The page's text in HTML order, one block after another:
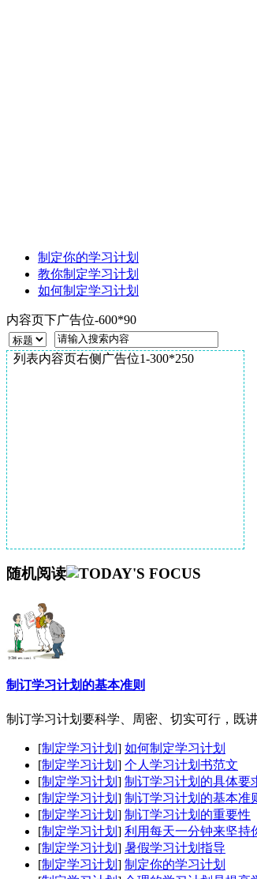
制定你的学习计划
教你制定学习计划
如何制定学习计划
内容页下广告位-600*90
列表内容页右侧广告位1-300*250
随机阅读
制订学习计划的基本准则
制订学习计划要科学、周密、切实可行，既
[制定学习计划 ] 如何制定学习计划
[制定学习计划 ] 个人学习计划书范文
[制定学习计划 ] 制订学习计划的具体要
[制定学习计划 ] 制订学习计划的基本准
[制定学习计划 ] 制订学习计划的重要性
[制定学习计划 ] 利用每天一分钟来坚持
[制定学习计划 ] 暑假学习计划指导
[制定学习计划 ] 制定你的学习计划